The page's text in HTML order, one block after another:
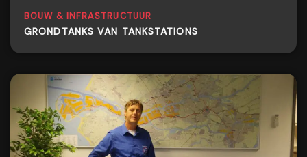
BOUW & INFRASTRUCTUUR
GRONDTANKS VAN TANKSTATIONS